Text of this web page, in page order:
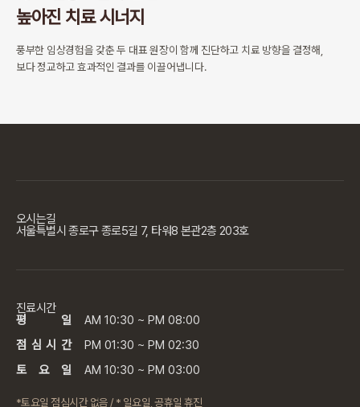
높아진 치료 시너지
풍부한 임상경험을 갖춘 두 대표 원장이 함께 진단하고 치료 방향을 결정해,
보다 정교하고 효과적인 결과를 이끌어냅니다.
오시는길
서울특별시 종로구 종로5길 7, 타워8 본관2층 203호
진료시간
평 일
AM 10:30 ~ PM 08:00
점 심 시 간
PM 01:30 ~ PM 02:30
토 요 일
AM 10:30 ~ PM 03:00
*토요일 점심시간 없음 / * 일요일, 공휴일 휴진